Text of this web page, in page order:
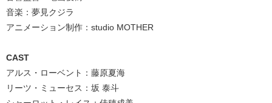
音楽：夢見クジラ
アニメーション制作：studio MOTHER
CAST
アルス・ローベント：藤原夏海
リーツ・ミューセス：坂 泰斗